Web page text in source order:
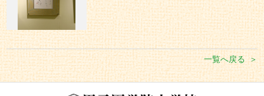
一覧へ戻る